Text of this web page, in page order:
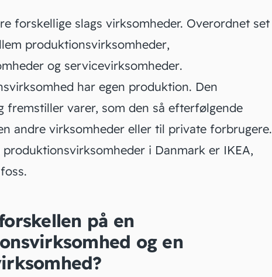
forskellige slags virksomheder. Overordnet set
produktionsvirksomheder,
og servicevirksomheder.
har egen produktion. Den
fremstiller varer, som den så efterfølgende
andre virksomheder eller til private forbrugere.
produktionsvirksomheder i Danmark er IKEA,
på en
og en